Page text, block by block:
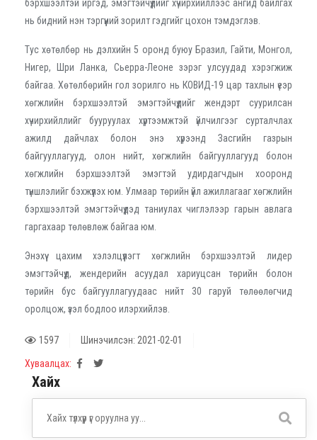
бэрхшээлтэй иргэд, эмэгтэйчүүдийг хүчирхийллээс ангид байлгах
нь бидний нэн тэргүүний зорилт гэдгийг цохон тэмдэглэв.
Тус хөтөлбөр нь дэлхийн 5 оронд буюу Бразил, Гайти, Монгол,
Нигер, Шри Ланка, Сьерра-Леоне зэрэг улсуудад хэрэгжиж
байгаа. Хөтөлбөрийн гол зорилго нь КОВИД-19 цар тахлын үеэр
хөгжлийн бэрхшээлтэй эмэгтэйчүүдийг жендэрт суурилсан
хүчирхийллийг бууруулах хүртээмжтэй үйлчилгээг сурталчлах
ажилд дайчлах болон энэ хүрээнд Засгийн газрын
байгууллагууд, олон нийт, хөгжлийн байгууллагууд болон
хөгжлийн бэрхшээлтэй эмэгтэй удирдагчдын хооронд
түншлэлийг бэхжүүлэх юм. Улмаар төрийн үйл ажиллагааг хөгжлийн
бэрхшээлтэй эмэгтэйчүүдэд таниулах чиглэлээр гарын авлага
гаргахаар төлөвлөж байгаа юм.
Энэхүү цахим хэлэлцүүлэгт хөгжлийн бэрхшээлтэй лидер
эмэгтэйчүүд, жендерийн асуудал хариуцсан төрийн болон
төрийн бус байгууллагуудаас нийт 30 гаруй төлөөлөгчид
оролцож, үзэл бодлоо илэрхийлэв.
1597 Шинэчилсэн: 2021-02-01
Хуваалцах:
Хайх